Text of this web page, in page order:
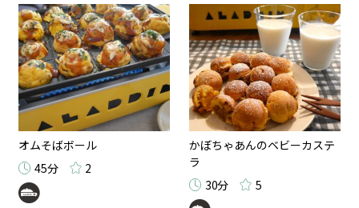
オムそばボール
45分
2
かぼちゃあんのベビーカステ
ラ
30分
5